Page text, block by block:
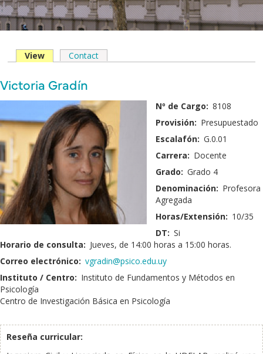
Solapas
principales
View (solapaContact
Nombre
y
Apellido:
Victoria Gradín
Nº de Cargo: 8108
Provisión: Presupuestado
Escalafón: G.0.01
Carrera: Docente
Grado: Grado 4
Denominación: Profesora
Agregada
Horas/Extensión: 10/35
DT: Si
Horario de consulta: Jueves, de 14:00 horas a 15:00 horas.
Correo electrónico: vgradin@psico.edu.uy
Instituto / Centro: Instituto de Fundamentos y Métodos en
Psicología
Centro de Investigación Básica en Psicología
Reseña curricular: